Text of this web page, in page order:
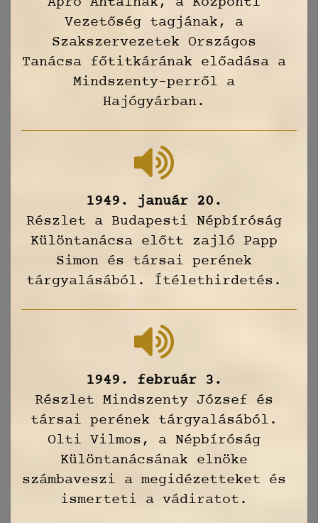
Vezetőség tagjának, a
Szakszervezetek Országos
Tanácsa főtitkárának előadása a
Mindszenty-perről a
Hajógyárban.
1949. január 20.
Részlet a Budapesti Népbíróság
Különtanácsa előtt zajló Papp
Simon és társai perének
tárgyalásából. Ítélethirdetés.
1949. február 3.
Részlet Mindszenty József és
társai perének tárgyalásából.
Olti Vilmos, a Népbíróság
Különtanácsának elnöke
számbaveszi a megidézetteket és
ismerteti a vádiratot.